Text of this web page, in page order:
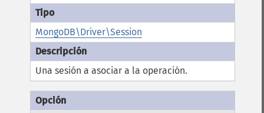
MongoDB\Driver\Session
Una sesión a asociar a la operación.